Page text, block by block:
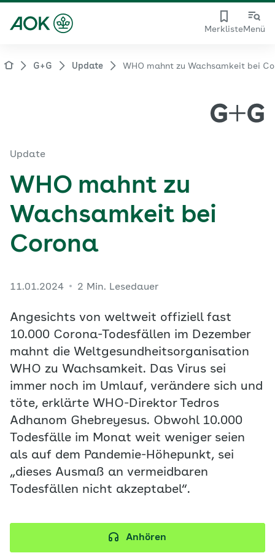
MerklisteMenü
G+G Update WHO mahnt zu Wachsamkeit bei
Update
WHO mahnt zu
Wachsamkeit bei
Corona
11.01.2024 2 Min. Lesedauer
Angesichts von weltweit offiziell fast
10.000 Corona-Todesfällen im Dezember
mahnt die Weltgesundheitsorganisation
WHO zu Wachsamkeit. Das Virus sei
immer noch im Umlauf, verändere sich und
töte, erklärte WHO-Direktor Tedros
Adhanom Ghebreyesus. Obwohl 10.000
Todesfälle im Monat weit weniger seien
als auf dem Pandemie-Höhepunkt, sei
„dieses Ausmaß an vermeidbaren
Todesfällen nicht akzeptabel“.
Anhören